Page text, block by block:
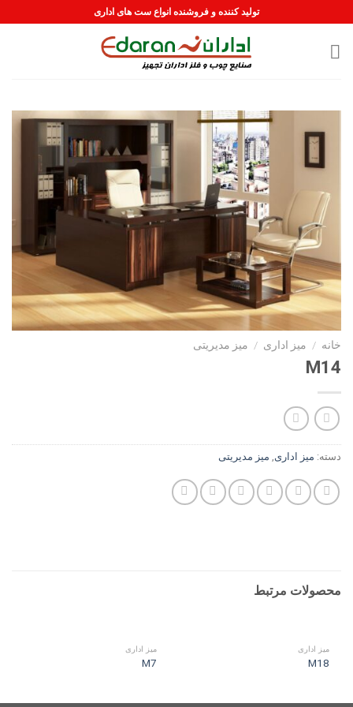
به
محتوا
تولید کننده و فروشنده انواع ست های اداری
خانه / ميز ادارى / میز مديريتى
M14
دسته: ميز ادارى, میز مديريتى
محصولات مرتبط
ميز ادارى
M18
ميز ادارى
M7